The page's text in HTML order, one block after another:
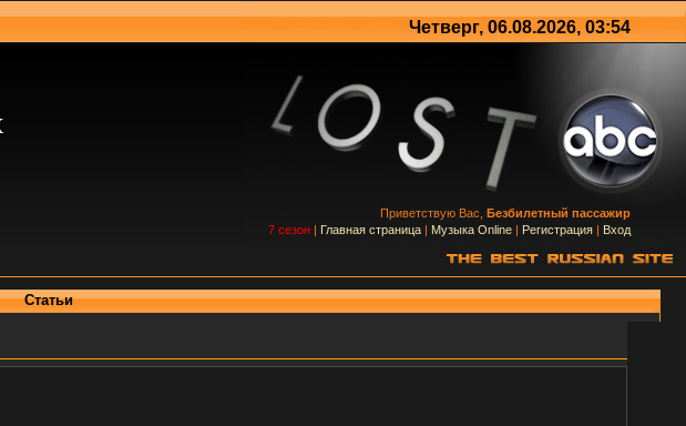
Четверг, 06.08.2026, 03:54
Приветствую Вас, Безбилетный пассажир
7 сезон | Главная страница | Музыка Online | Регистрация | Вход
Статьи